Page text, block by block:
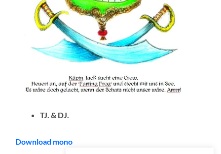
TJ. & DJ.
Download mono